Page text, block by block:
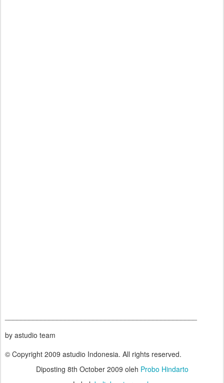
by astudio team
© Copyright 2009 astudio Indonesia. All rights reserved.
Diposting 8th October 2009 oleh Probo Hindarto